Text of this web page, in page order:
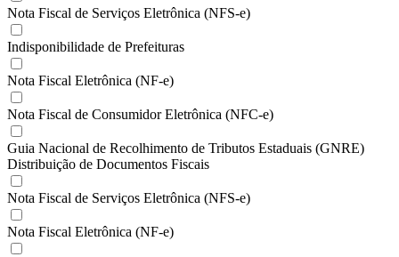
Nota Fiscal de Serviços Eletrônica (NFS-e)
Indisponibilidade de Prefeituras
Nota Fiscal Eletrônica (NF-e)
Nota Fiscal de Consumidor Eletrônica (NFC-e)
Guia Nacional de Recolhimento de Tributos Estaduais (GNRE)
Distribuição de Documentos Fiscais
Nota Fiscal de Serviços Eletrônica (NFS-e)
Nota Fiscal Eletrônica (NF-e)